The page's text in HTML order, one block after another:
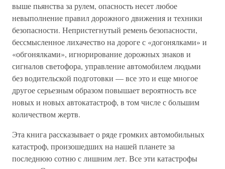
выше пьянства за рулем, опасность несет любое
невыполнение правил дорожного движения и техники
безопасности. Непристегнутый ремень безопасности,
бессмысленное лихачество на дороге с «догонялками» и
«обгонялками», игнорирование дорожных знаков и
сигналов светофора, управление автомобилем людьми
без водительской подготовки — все это и еще многое
другое серьезным образом повышает вероятность все
новых и новых автокатастроф, в том числе с большим
количеством жертв.
Эта книга рассказывает о ряде громких автомобильных
катастроф, произошедших на нашей планете за
последнюю сотню с лишним лет. Все эти катастрофы